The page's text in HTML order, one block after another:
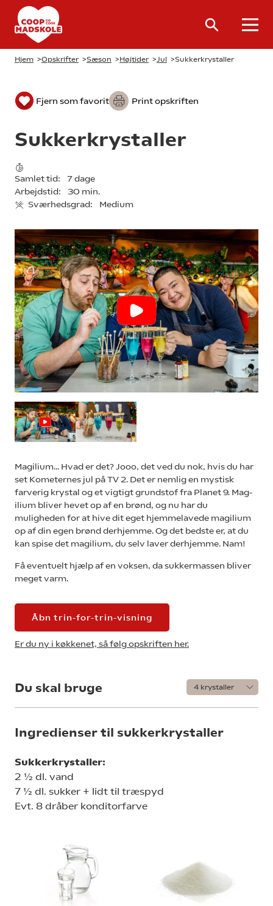
Hjem >Opskrifter >Sæson >Højtider >Jul >Sukkerkrystaller
Fjern som favorit Print opskriften
Sukkerkrystaller
Samlet tid:
7 dage
Arbejdstid:
30 min.
Sværhedsgrad:
Medium
Magilium… Hvad er det? Jooo, det ved du nok, hvis du har
set Kometernes jul på TV 2. Det er nemlig en mystisk
farverig krystal og et vigtigt grundstof fra Planet 9. Mag-
ilium bliver hevet op af en brønd, og nu har du
muligheden for at hive dit eget hjemmelavede magilium
op af din egen brønd derhjemme. Og det bedste er, at du
kan spise det magilium, du selv laver derhjemme. Nam!
Få eventuelt hjælp af en voksen, da sukkermassen bliver
meget varm.
Åbn trin-for-trin-visning
Er du ny i køkkenet, så følg opskriften her.
Du skal bruge
Ingredienser til sukkerkrystaller
Sukkerkrystaller:
2 ½ dl. vand
7 ½ dl. sukker + lidt til træspyd
Evt. 8 dråber konditorfarve